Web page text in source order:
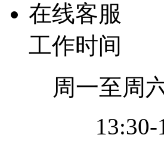
在线客服
工作时间
周一至周
13:30-